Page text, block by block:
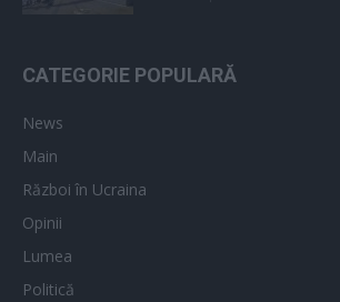
CATEGORIE POPULARĂ
News
Main
Război în Ucraina
Opinii
Lumea
Politică